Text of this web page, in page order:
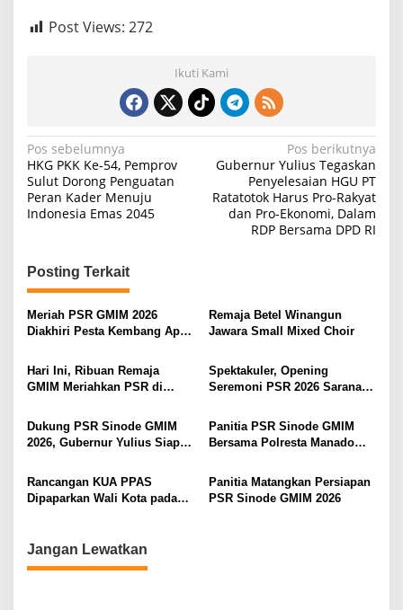
Post Views: 272
Ikuti Kami
N
a
v
a
s
i
o
Pos sebelumnya
HKG PKK Ke-54, Pemprov
Sulut Dorong Penguatan
Peran Kader Menuju
Indonesia Emas 2045
Pos berikutnya
Gubernur Yulius Tegaskan
Penyelesaian HGU PT
Ratatotok Harus Pro-Rakyat
dan Pro-Ekonomi, Dalam
RDP Bersama DPD RI
Posting Terkait
Meriah PSR GMIM 2026
Diakhiri Pesta Kembang Api,
dan Terima Kasih
Remaja Betel Winangun
Jawara Small Mixed Choir
Hari Ini, Ribuan Remaja
GMIM Meriahkan PSR di
Spektakuler, Opening
Seremoni PSR 2026 Sarana
Pererat Persaudaraan
Dukung PSR Sinode GMIM
2026, Gubernur Yulius Siap
Pembukaan
Panitia PSR Sinode GMIM
Bersama Polresta Manado
7
Rancangan KUA PPAS
Dipaparkan Wali Kota pada
Panitia Matangkan Persiapan
PSR Sinode GMIM 2026
Jangan Lewatkan